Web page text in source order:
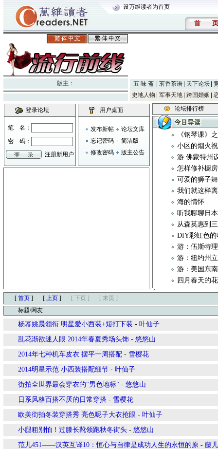
设万维读者为首页
首 页
版主： 五 味 斋 茗香茶语 天下论坛
史地人物
军事天地 跨国婚姻
登录论坛
笔 名：
密 码：
注册新用户
用户桌面
发布新帖
论坛文库
忘记密码
简洁版
修改密码
版主公告
论坛排行榜
《钢琴课》
小区的烟火
游 佛蒙特州
怎样修补橱
可爱的狮子
我们就这样
海的情怀
听我聊聊日
从森英惠到
DIY彩虹色的
游：伍斯特
游：纽约州
游：美国东
四月春天的
[ 首页 ] [ 上页 ] [ 下页 ]
[ 末页 ]
标题/网友
杨幂姚晨领衔 明星爱小西装+短打下装 - 叶仙子
乱花渐欲迷人眼 2014年春夏秀场头饰 - 悠悠山
2014年七种机车皮衣 摆平一周搭配 - 雪樱花
2014明星示范 小西装搭配细节 - 叶仙子
街拍全世界最会穿衣的"男色地标" - 悠悠山
日系风格百搭不厌的日常穿搭 - 雪樱花
欧美街拍冬装穿搭秀 亮色呢子大衣抢眼 - 叶仙子
小腿粗别怕！过膝长靴领跑秋冬街头 - 悠悠山
范儿451——汉英互译10：恒心与自律是成功人生的永恒的原 - 藤儿